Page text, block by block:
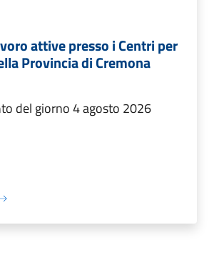
attive presso i Centri per
Provincia di Cremona
del giorno 4 agosto 2026